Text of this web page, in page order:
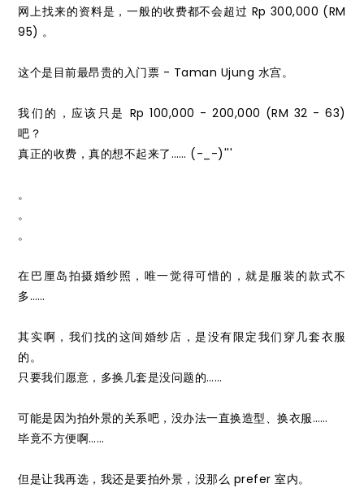
网上找来的资料是，一般的收费都不会超过 Rp 300,000 (RM
95) 。
这个是目前最昂贵的入门票 - Taman Ujung 水宫。
我们的，应该只是 Rp 100,000 - 200,000 (RM 32 - 63)
吧？
真正的收费，真的想不起来了…… (-_-)'''
。
。
。
在巴厘岛拍摄婚纱照，唯一觉得可惜的，就是服装的款式不
多……
其实啊，我们找的这间婚纱店，是没有限定我们穿几套衣服
的。
只要我们愿意，多换几套是没问题的……
可能是因为拍外景的关系吧，没办法一直换造型、换衣服……
毕竟不方便啊……
但是让我再选，我还是要拍外景，没那么 prefer 室内。